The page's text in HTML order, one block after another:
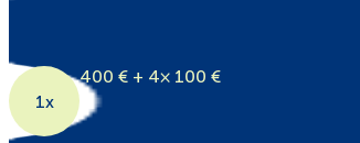
1x
400 € + 4× 100 €